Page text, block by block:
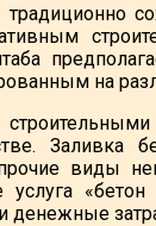
на
Заливка
виды
денежные